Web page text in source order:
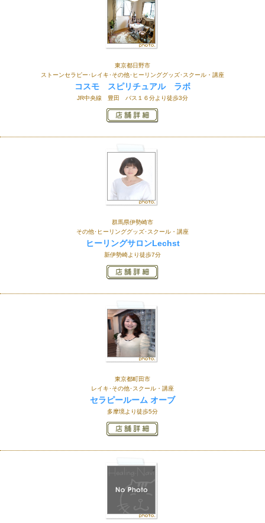
東京都日野市
ストーンセラピー･レイキ･その他･ヒーリンググッズ･スクール・講座
コスモ スピリチュアル ラボ
JR中央線 豊田 バス１６分より徒歩3分
群馬県伊勢崎市
その他･ヒーリンググッズ･スクール・講座
ヒーリングサロンLechst
新伊勢崎より徒歩7分
東京都町田市
レイキ･その他･スクール・講座
セラピールーム オーブ
多摩境より徒歩5分